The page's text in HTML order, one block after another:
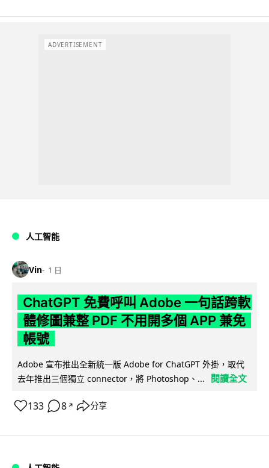
ADVERTISEMENT
人工智能
Vin 1 日
ChatGPT 免費呼叫 Adobe 一句話跨軟
體修圖兼整 PDF 不用開多個 APP 兼免
帳號
Adobe 宣布推出全新統一版 Adobe for ChatGPT 外掛，取代
去年推出三個獨立 connector，將 Photoshop、...
閱讀全文
133 8 ↗ 分享